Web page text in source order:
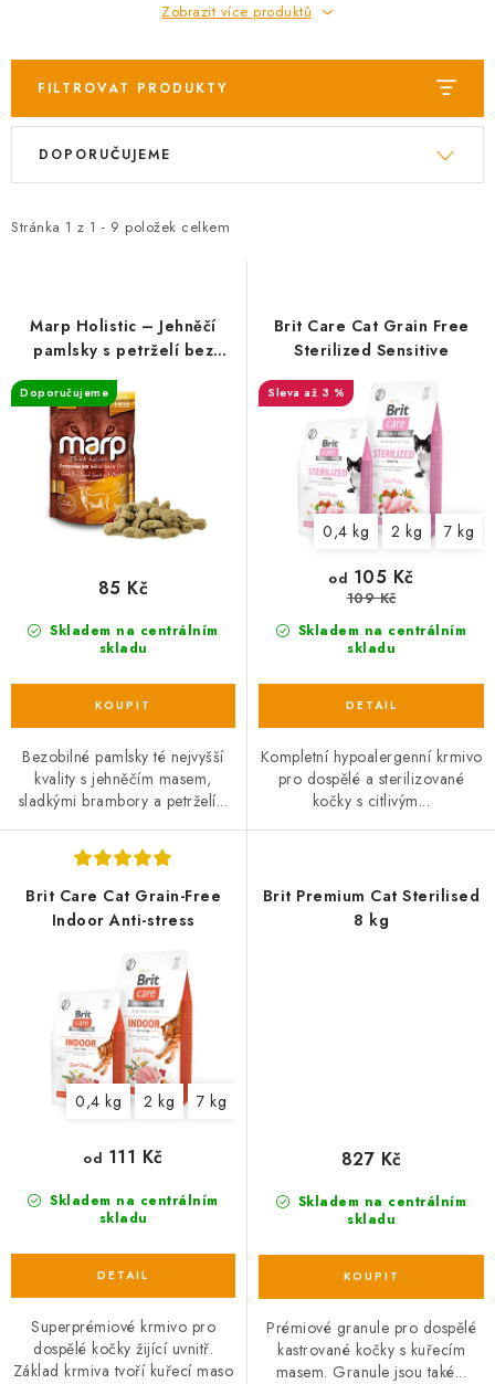
DOPRAVA PO OSTRAVĚ, HLUČÍNĚ A OKOLÍ
Obchodní podmínky
Zásady zpracování osobních údajů
Zobrazit více produktů
FILTROVAT PRODUKTY
V
i
d
u
Stránka 1 z 1 - 9 položek celkem
Ř
e
o
d
DOPORUČUJEME
Marp Holistic – Jehněčí
pamlsky s petrželí bez
obilovin 150g
Doporučujeme
Skladem na centrálním
skladu
85 Kč
Bezobilné pamlsky té nejvyšší
kvality s jehněčím masem,
sladkými brambory a petrželí...
Brit Care Cat Grain Free
Sterilized Sensitive
až 3 %
0,4 kg 2 kg 7 kg
Skladem na centrálním
skladu
od 105 Kč
109 Kč
Kompletní hypoalergenní krmivo
pro dospělé a sterilizované
kočky s citlivým...
Brit Care Cat Grain-Free
Indoor Anti-stress
0,4 kg 2 kg 7 kg
Skladem na centrálním
skladu
od 111 Kč
Superprémiové krmivo pro
dospělé kočky žijící uvnitř.
Základ krmiva tvoří kuřecí maso
Brit Premium Cat Sterilised
8 kg
Skladem na centrálním
skladu
827 Kč
Prémiové granule pro dospělé
kastrované kočky s kuřecím
masem. Granule jsou také...